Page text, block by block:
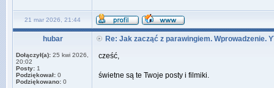
21 mar 2026, 21:44
hubar
Dołączył(a): 25 kwi 2026,
20:02
Posty: 1
Podziękował: 0
Podziękowano: 0
Re: Jak zacząć z parawingiem. Wprowadzenie.
cześć,
świetne są te Twoje posty i filmiki.